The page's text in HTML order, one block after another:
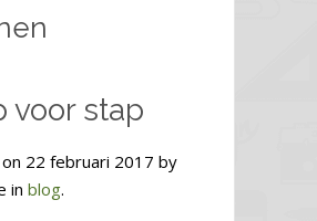
voor stap
22 februari 2017 by
in blog.